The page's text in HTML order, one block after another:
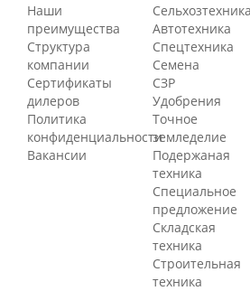
Наши
преимущества
Структура
компании
Сертификаты
дилеров
Политика
конфиденциальности
Вакансии
Сельхозтехника
Автотехника
Спецтехника
Семена
СЗР
Удобрения
Точное
земледелие
Подержаная
техника
Специальное
предложение
Складская
техника
Строительная
техника